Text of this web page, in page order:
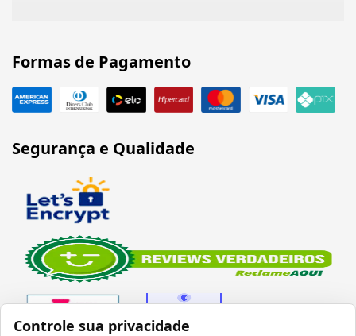
Controle sua privacidade
Formas de Pagamento
Segurança e Qualidade